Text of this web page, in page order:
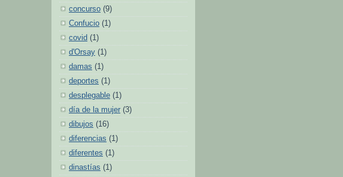
concurso (9)
Confucio (1)
covid (1)
d'Orsay (1)
damas (1)
deportes (1)
desplegable (1)
día de la mujer (3)
dibujos (16)
diferencias (1)
diferentes (1)
dinastías (1)